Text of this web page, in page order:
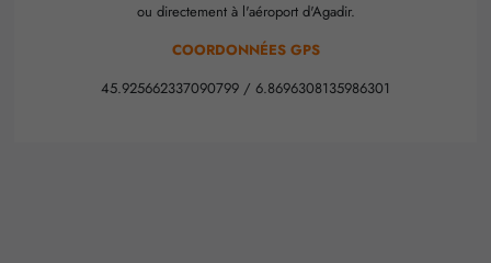
ou directement à l'aéroport d'Agadir.
COORDONNÉES GPS
45.925662337090799 / 6.8696308135986301